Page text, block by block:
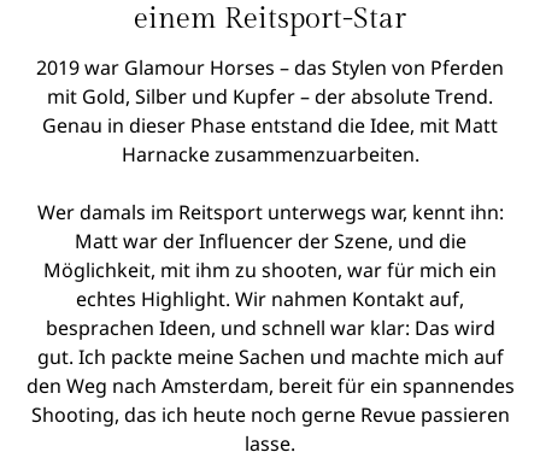
einem Reitsport-Star
2019 war Glamour Horses – das Stylen von Pferden
mit Gold, Silber und Kupfer – der absolute Trend.
Genau in dieser Phase entstand die Idee, mit Matt
Harnacke zusammenzuarbeiten.
Wer damals im Reitsport unterwegs war, kennt ihn:
Matt war der Influencer der Szene, und die
Möglichkeit, mit ihm zu shooten, war für mich ein
echtes Highlight. Wir nahmen Kontakt auf,
besprachen Ideen, und schnell war klar: Das wird
gut. Ich packte meine Sachen und machte mich auf
den Weg nach Amsterdam, bereit für ein spannendes
Shooting, das ich heute noch gerne Revue passieren
lasse.